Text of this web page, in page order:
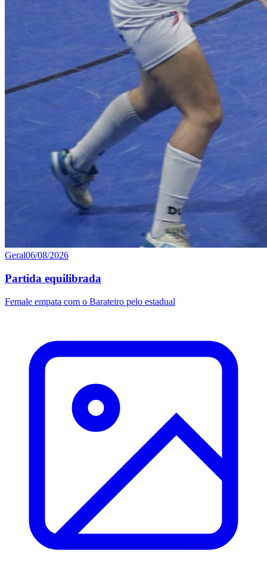
Geral06/08/2026
Partida equilibrada
Female empata com o Barateiro pelo estadual